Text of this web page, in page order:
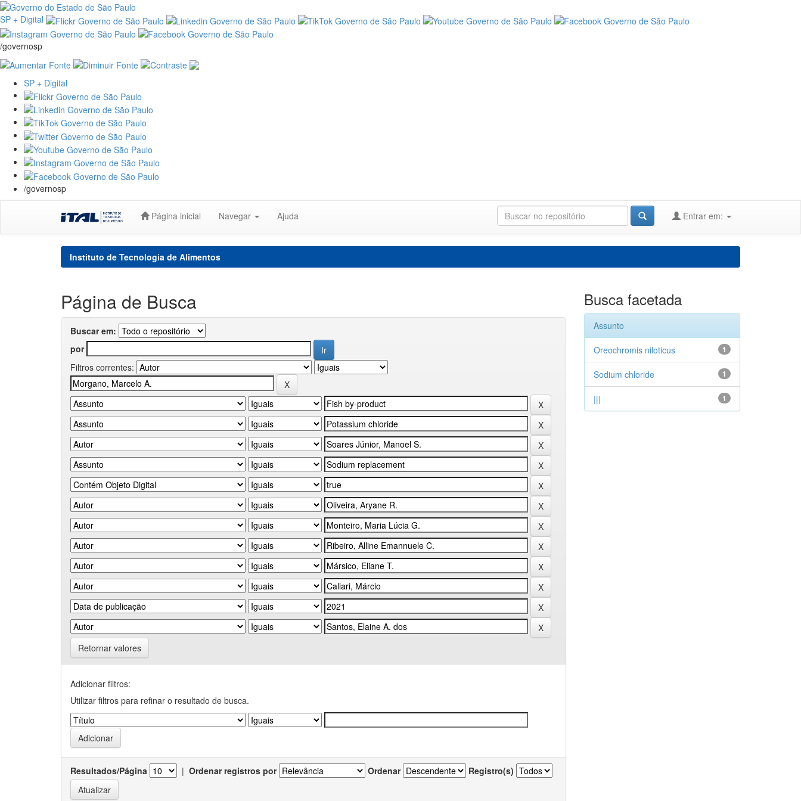
SP + Digital
/governosp
SP + Digital
/governosp
Página inicial Navegar Ajuda Entrar em:
Instituto de Tecnologia de Alimentos
Página de Busca
Buscar em:
por
Filtros correntes:
Retornar valores
Adicionar filtros:
Utilizar filtros para refinar o resultado de busca.
Resultados/Página | Ordenar registros por Ordenar Registro(s)
Busca facetada
Assunto
1
Oreochromis niloticus
1
Sodium chloride
1
|||